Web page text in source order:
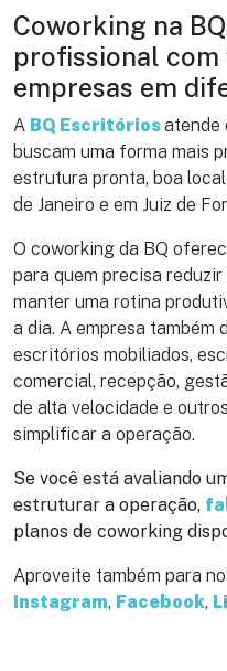
Coworking na
profissional
empresas em
A BQ Escritóriosatende
buscam uma forma mais
estrutura pronta, boa
de Janeiro e em Juiz de
O coworking da BQ
para quem precisa
manter uma rotina
a dia. A empresa também
escritórios mobiliados,
comercial, recepção,
de alta velocidade e
simplificar a operação.
Se você está avaliando
estruturar a operação,
planos de coworking
Aproveite também para
Instagram, Facebook,